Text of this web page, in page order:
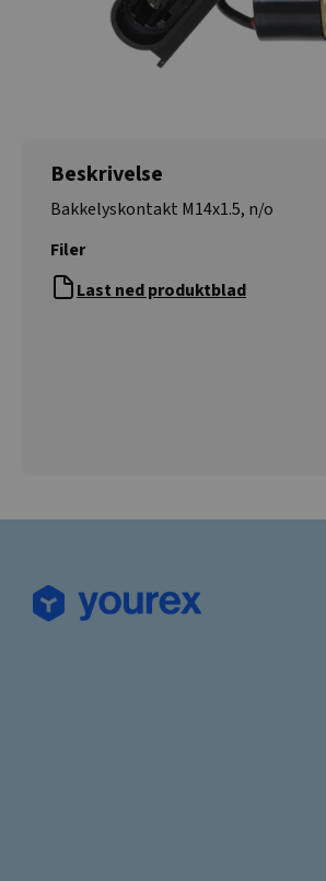
Beskrivelse
Bakkelyskontakt M14x1.5, n/o
Filer
Last ned produktblad